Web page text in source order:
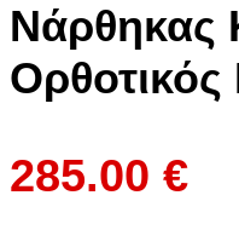
Νάρθηκας
Ορθοτικός
285.00 €